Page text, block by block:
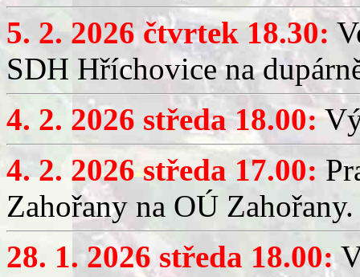
5. 2. 2026 čtvrtek 18.30:
SDH Hříchovice na
4. 2. 2026 středa 18.00:
4. 2. 2026 středa 17.00:
Zahořany na OÚ Zahořany.
28. 1. 2026 středa 18.00: